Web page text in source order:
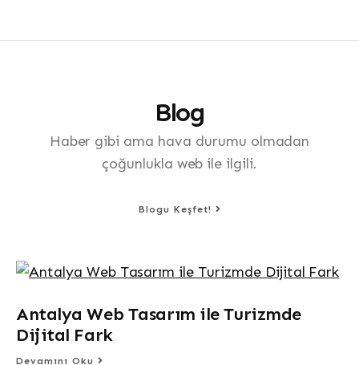
Blog
Haber gibi ama hava durumu olmadan
çoğunlukla web ile ilgili.
Blogu Keşfet!
Antalya Web Tasarım ile Turizmde
Dijital Fark
Devamını Oku